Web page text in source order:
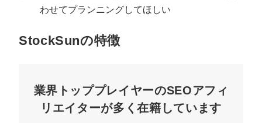
わせてプランニングしてほしい
StockSunの特徴
業界トッププレイヤーのSEOアフィ
リエイターが多く在籍しています